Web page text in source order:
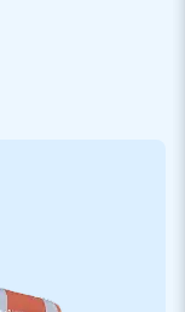
en bezorg
unieke
Zij noemen ons